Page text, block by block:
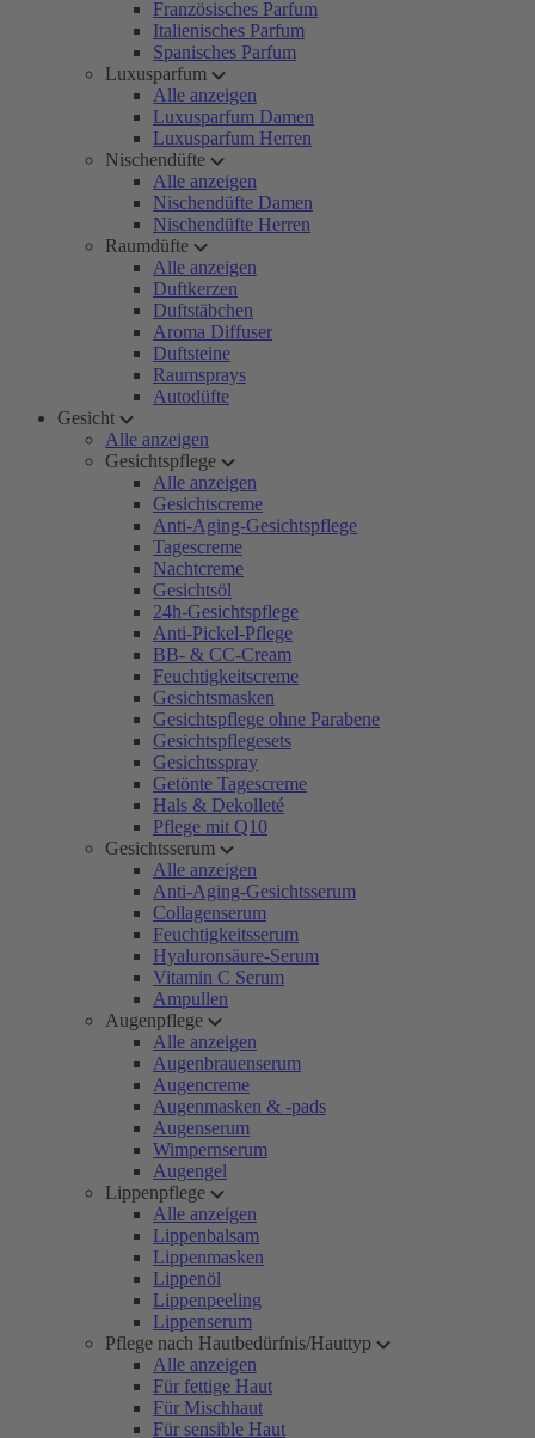
Französisches Parfum
Italienisches Parfum
Spanisches Parfum
Luxusparfum
Alle anzeigen
Luxusparfum Damen
Luxusparfum Herren
Nischendüfte
Alle anzeigen
Nischendüfte Damen
Nischendüfte Herren
Raumdüfte
Alle anzeigen
Duftkerzen
Duftstäbchen
Aroma Diffuser
Duftsteine
Raumsprays
Autodüfte
Gesicht
Alle anzeigen
Gesichtspflege
Alle anzeigen
Gesichtscreme
Anti-Aging-Gesichtspflege
Tagescreme
Nachtcreme
Gesichtsöl
24h-Gesichtspflege
Anti-Pickel-Pflege
BB- & CC-Cream
Feuchtigkeitscreme
Gesichtsmasken
Gesichtspflege ohne Parabene
Gesichtspflegesets
Gesichtsspray
Getönte Tagescreme
Hals & Dekolleté
Pflege mit Q10
Gesichtsserum
Alle anzeigen
Anti-Aging-Gesichtsserum
Collagenserum
Feuchtigkeitsserum
Hyaluronsäure-Serum
Vitamin C Serum
Ampullen
Augenpflege
Alle anzeigen
Augenbrauenserum
Augencreme
Augenmasken & -pads
Augenserum
Wimpernserum
Augengel
Lippenpflege
Alle anzeigen
Lippenbalsam
Lippenmasken
Lippenöl
Lippenpeeling
Lippenserum
Pflege nach Hautbedürfnis/Hauttyp
Alle anzeigen
Für fettige Haut
Für Mischhaut
Für sensible Haut